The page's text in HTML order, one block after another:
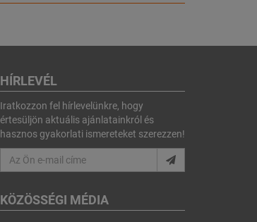
HÍRLEVÉL
Iratkozzon fel hírlevelünkre, hogy
értesüljön aktuális ajánlatainkról és
hasznos gyakorlati ismereteket szerezzen!
KÖZÖSSÉGI MÉDIA